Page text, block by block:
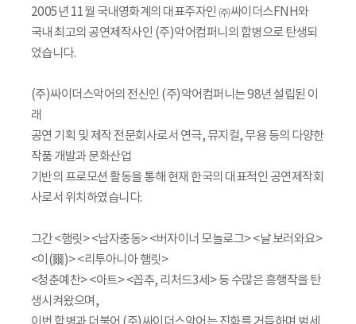
2005년 11월 국내영화계의 대표주자인 ㈜싸이더스FNH와
국내 최고의 공연제작사인 (주)악어컴퍼니의 합병으로 탄생되
었습니다.
(주)싸이더스악어의 전신인 (주)악어컴퍼니는 98년 설립된 이
래
공연 기획 및 제작 전문회사로서 연극, 뮤지컬, 무용 등의 다양한
작품 개발과 문화산업
기반의 프로모션 활동을 통해 현재 한국의 대표적인 공연제작회
사로서 위치하였습니다.
그간 <햄릿> <남자충동> <버자이너 모놀로그> <날 보러와요>
<이(爾)> <리투아니아 햄릿>
<청춘예찬> <아트> <꼽추, 리처드3세> 등 수많은 흥행작을 탄
생시켜왔으며,